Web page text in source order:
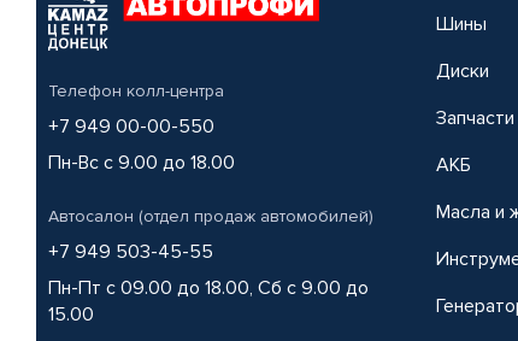
Телефон колл-центра
+7 949 00-00-550
Пн-Вс с 9.00 до 18.00
Автосалон (отдел продаж автомобилей)
+7 949 503-45-55
Пн-Пт с 09.00 до 18.00, Сб с 9.00 до
15.00
Шины
Диски
Запчасти
АКБ
Масла и